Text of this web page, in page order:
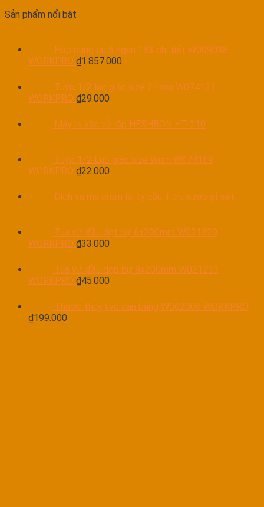
Sản phẩm nổi bật
Hộp dụng cụ 5 ngăn 183 chi tiết W009038
WORKPRO ₫1.857.000
Tuýp 1/2 lục giác size 21mm W074121
WORKPRO ₫29.000
Máy ra vào vỏ lốp HESHBON HT-210
Tuýp 1/2 Lục giác size 9mm W074169
WORKPRO ₫22.000
Dịch vụ mạ crom lại ty cầu 1 trụ xước gỉ sét
Tua vít đầu dẹt bự 6x200mm W021229
WORKPRO ₫33.000
Tua vít đầu dẹp bự 8x200mm W021233
WORKPRO ₫45.000
Thước thuỷ livo cân bằng W062006 WORKPRO
₫199.000